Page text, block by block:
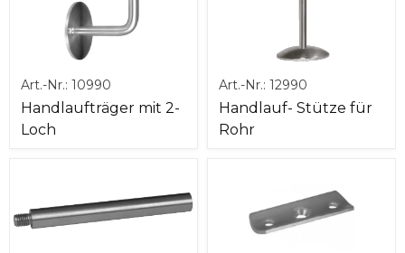
Art.-Nr.: 10990
Handlaufträger mit 2-
Loch
Art.-Nr.: 12990
Handlauf- Stütze für
Rohr